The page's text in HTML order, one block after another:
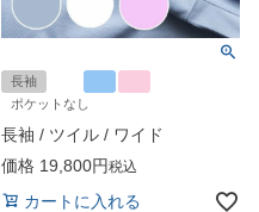
長袖
ポケットなし
長袖 / ツイル / ワイド
価格 19,800 税込
カートに入れる